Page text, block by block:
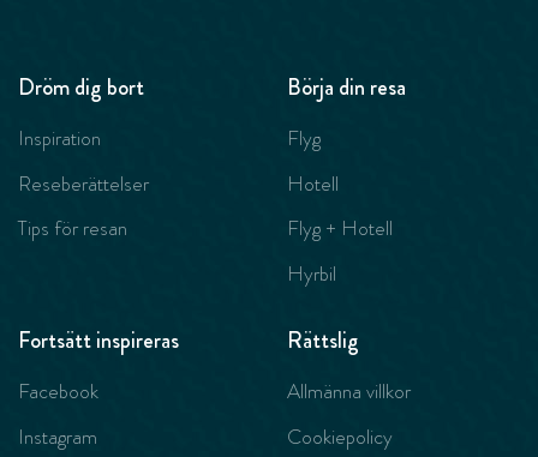
Dröm dig bort
Inspiration
Reseberättelser
Tips för resan
Börja din resa
Flyg
Hotell
Flyg + Hotell
Hyrbil
Fortsätt inspireras
Facebook
Instagram
Rättslig
Allmänna villkor
Cookiepolicy